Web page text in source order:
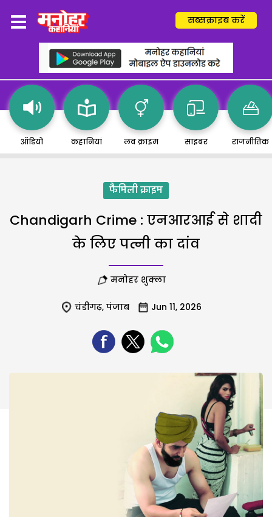
सब्सक्राइब करें
ऑडियो कहानियां लव क्राइम साइबर राजनीतिक
फैमिली क्राइम
Chandigarh Crime : एनआरआई से शादी
के लिए पत्नी का दांव
मनोहर शुक्ला
चंडीगढ़, पंजाब Jun 11, 2026